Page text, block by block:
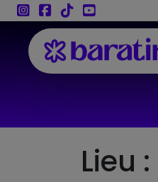
Aller au contenu
Lieu :